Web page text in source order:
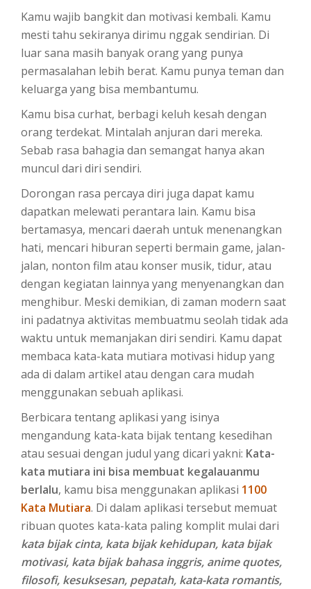
Kamu wajib bangkit dan motivasi kembali. Kamu
mesti tahu sekiranya dirimu nggak sendirian. Di
luar sana masih banyak orang yang punya
permasalahan lebih berat. Kamu punya teman dan
keluarga yang bisa membantumu.
Kamu bisa curhat, berbagi keluh kesah dengan
orang terdekat. Mintalah anjuran dari mereka.
Sebab rasa bahagia dan semangat hanya akan
muncul dari diri sendiri.
Dorongan rasa percaya diri juga dapat kamu
dapatkan melewati perantara lain. Kamu bisa
bertamasya, mencari daerah untuk menenangkan
hati, mencari hiburan seperti bermain game, jalan-
jalan, nonton film atau konser musik, tidur, atau
dengan kegiatan lainnya yang menyenangkan dan
menghibur. Meski demikian, di zaman modern saat
ini padatnya aktivitas membuatmu seolah tidak ada
waktu untuk memanjakan diri sendiri. Kamu dapat
membaca kata-kata mutiara motivasi hidup yang
ada di dalam artikel atau dengan cara mudah
menggunakan sebuah aplikasi.
Berbicara tentang aplikasi yang isinya
mengandung kata-kata bijak tentang kesedihan
atau sesuai dengan judul yang dicari yakni: Kata-
kata mutiara ini bisa membuat kegalauanmu
berlalu, kamu bisa menggunakan aplikasi 1100
Kata Mutiara. Di dalam aplikasi tersebut memuat
ribuan quotes kata-kata paling komplit mulai dari
kata bijak cinta, kata bijak kehidupan, kata bijak
motivasi, kata bijak bahasa inggris, anime quotes,
filosofi, kesuksesan, pepatah, kata-kata romantis,